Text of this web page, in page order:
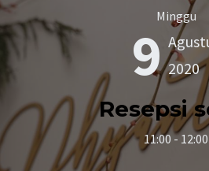
Minggu
9 2020
Resepsi
11:00 - 12:00